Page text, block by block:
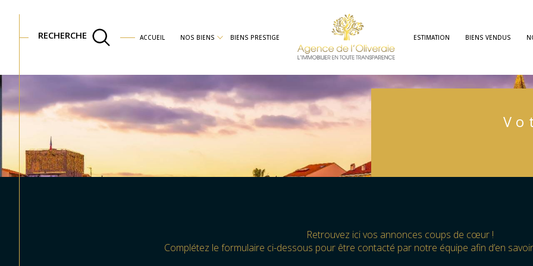
ACCUEIL NOS BIENS
Maisons Appartements Terrains immobilier
BIENS PRESTIGE ESTIMATION BIENS VENDUS
RECHERCHE
AGENCE IMMOBILIÈRE À SANARY-SUR-MER
Retrouvez ici vos annonces coups de cœur !
Complétez le formulaire ci-dessous pour être contacté par notre équipe afin d’en